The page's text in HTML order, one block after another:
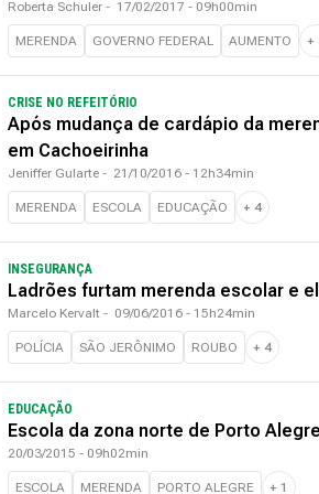
Roberta Schuler - 17/02/2017 - 09h00min
MERENDA GOVERNO FEDERAL AUMENTO +
CRISE NO REFEITÓRIO
Após mudança de cardápio da
em Cachoeirinha
Jeniffer Gularte - 21/10/2016 - 12h34min
MERENDA ESCOLA EDUCAÇÃO + 4
INSEGURANÇA
Ladrões furtam merenda escolar e
Marcelo Kervalt - 09/06/2016 - 15h24min
POLÍCIA SÃO JERÔNIMO ROUBO + 4
EDUCAÇÃO
Escola da zona norte de Porto
20/03/2015 - 09h02min
ESCOLA MERENDA PORTO ALEGRE + 1